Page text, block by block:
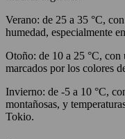
Verano: de 25 a 35 °C,
humedad, especialmente
Otoño: de 10 a 25 °C, con
marcados por los colores
Invierno: de -5 a 10 °C,
montañosas, y
Tokio.